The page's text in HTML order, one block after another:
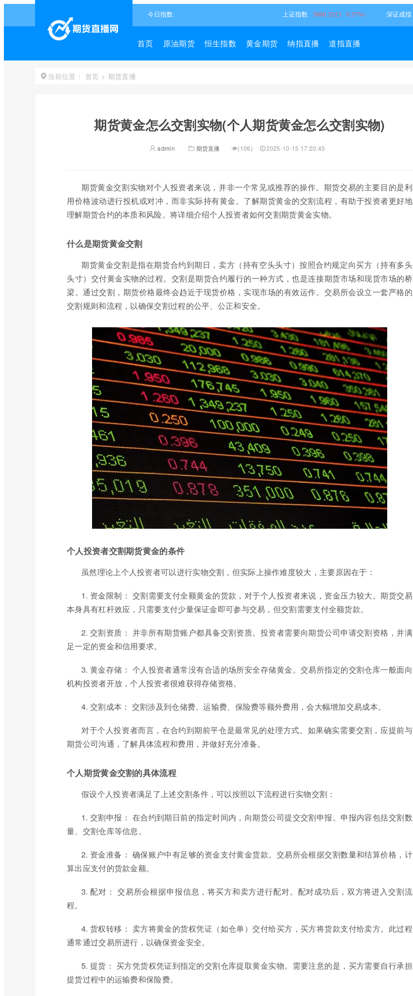
首页 原油期货 恒生指数 黄金期货 纳指直播 道指直播
当前位置： 首页 > 期货直播
期货黄金怎么交割实物(个人期货黄金怎么交割实物)
admin 期货直播 (106) 2025-10-15 17:20:45
期货黄金交割实物对个人投资者来说，并非一个常见或推荐的操作。期货交易的主要目的是利
用价格波动进行投机或对冲，而非实际持有黄金。了解期货黄金的交割流程，有助于投资者更好地
理解期货合约的本质和风险。将详细介绍个人投资者如何交割期货黄金实物。
什么是期货黄金交割
期货黄金交割是指在期货合约到期日，卖方（持有空头头寸）按照合约规定向买方（持有多头
头寸）交付黄金实物的过程。交割是期货合约履行的一种方式，也是连接期货市场和现货市场的桥
梁。通过交割，期货价格最终会趋近于现货价格，实现市场的有效运作。交易所会设立一套严格的
交割规则和流程，以确保交割过程的公平、公正和安全。
个人投资者交割期货黄金的条件
虽然理论上个人投资者可以进行实物交割，但实际上操作难度较大，主要原因在于：
1. 资金限制： 交割需要支付全额黄金的货款，对于个人投资者来说，资金压力较大。期货交易
本身具有杠杆效应，只需要支付少量保证金即可参与交易，但交割需要支付全额货款。
2. 交割资质： 并非所有期货账户都具备交割资质。投资者需要向期货公司申请交割资格，并满
足一定的资金和信用要求。
3. 黄金存储： 个人投资者通常没有合适的场所安全存储黄金。交易所指定的交割仓库一般面向
机构投资者开放，个人投资者很难获得存储资格。
4. 交割成本： 交割涉及到仓储费、运输费、保险费等额外费用，会大幅增加交易成本。
对于个人投资者而言，在合约到期前平仓是最常见的处理方式。如果确实需要交割，应提前与
期货公司沟通，了解具体流程和费用，并做好充分准备。
个人期货黄金交割的具体流程
假设个人投资者满足了上述交割条件，可以按照以下流程进行实物交割：
1. 交割申报： 在合约到期日前的指定时间内，向期货公司提交交割申报。申报内容包括交割数
量、交割仓库等信息。
2. 资金准备： 确保账户中有足够的资金支付黄金货款。交易所会根据交割数量和结算价格，计
算出应支付的货款金额。
3. 配对： 交易所会根据申报信息，将买方和卖方进行配对。配对成功后，双方将进入交割流
程。
4. 货权转移： 卖方将黄金的货权凭证（如仓单）交付给买方，买方将货款支付给卖方。此过程
通常通过交易所进行，以确保资金安全。
5. 提货： 买方凭货权凭证到指定的交割仓库提取黄金实物。需要注意的是，买方需要自行承担
提货过程中的运输费和保险费。